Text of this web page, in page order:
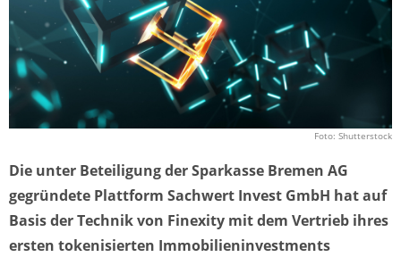
Foto: Shutterstock
Die unter Beteiligung der Sparkasse Bremen AG
gegründete Plattform Sachwert Invest GmbH hat auf
Basis der Technik von Finexity mit dem Vertrieb ihres
ersten tokenisierten Immobilieninvestments